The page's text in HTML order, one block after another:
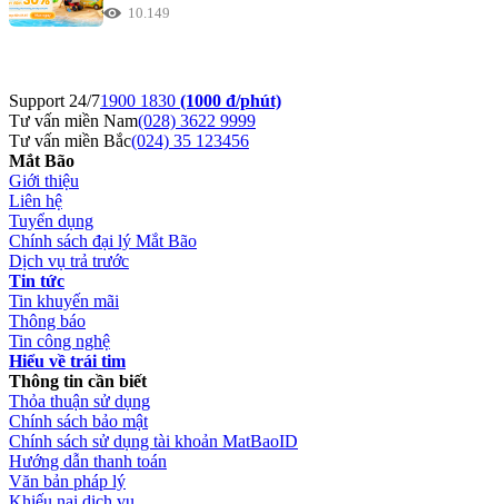
10.149
Support 24/71900 1830 (1000 đ/phút)
Tư vấn miền Nam(028) 3622 9999
Tư vấn miền Bắc(024) 35 123456
Mắt Bão
Giới thiệu
Liên hệ
Tuyển dụng
Chính sách đại lý Mắt Bão
Dịch vụ trả trước
Tin tức
Tin khuyến mãi
Thông báo
Tin công nghệ
Hiểu về trái tim
Thông tin cần biết
Thỏa thuận sử dụng
Chính sách bảo mật
Chính sách sử dụng tài khoản MatBaoID
Hướng dẫn thanh toán
Văn bản pháp lý